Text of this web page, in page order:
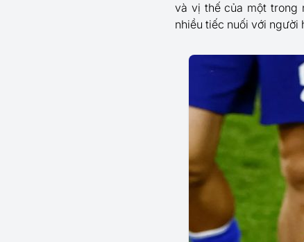
và vị thế của một trong
nhiều tiếc nuối với người